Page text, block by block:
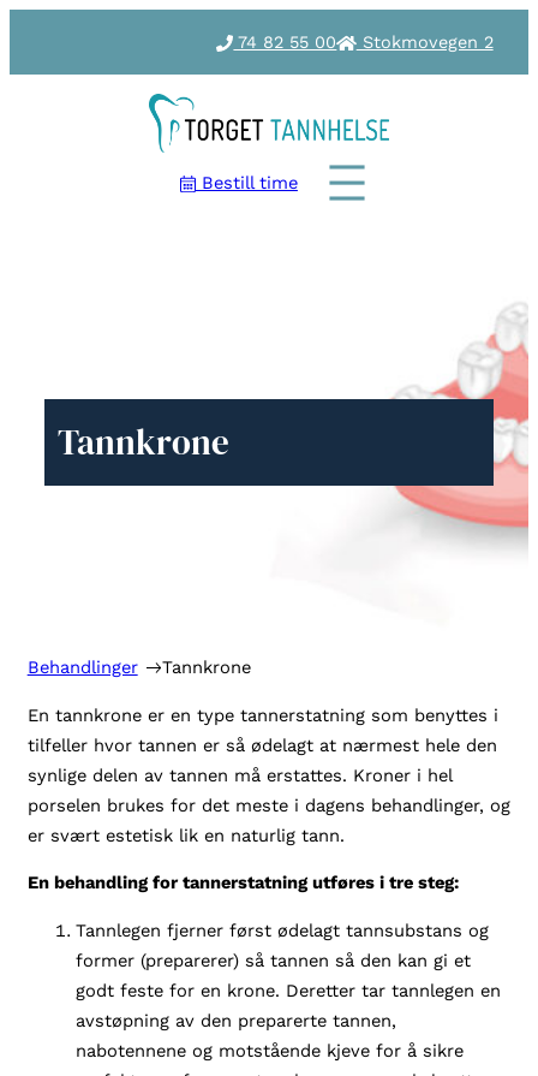
74 82 55 00 Stokmovegen 2
Bestill time
Tannkrone
Behandlinger Tannkrone
En tannkrone er en type tannerstatning som benyttes i
tilfeller hvor tannen er så ødelagt at nærmest hele den
synlige delen av tannen må erstattes. Kroner i hel
porselen brukes for det meste i dagens behandlinger, og
er svært estetisk lik en naturlig tann.
En behandling for tannerstatning utføres i tre steg:
Tannlegen fjerner først ødelagt tannsubstans og
former (preparerer) så tannen så den kan gi et
godt feste for en krone. Deretter tar tannlegen en
avstøpning av den preparerte tannen,
nabotennene og motstående kjeve for å sikre